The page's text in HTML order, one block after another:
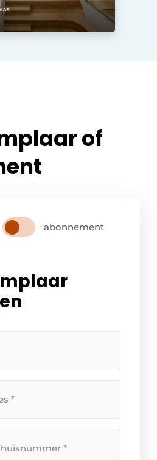
of
abonnement